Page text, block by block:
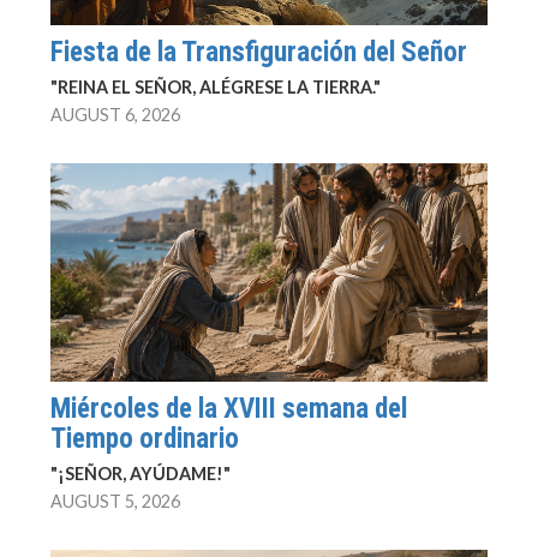
Fiesta de la Transfiguración del Señor
"REINA EL SEÑOR, ALÉGRESE LA TIERRA."
AUGUST 6, 2026
Miércoles de la XVIII semana del
Tiempo ordinario
"¡SEÑOR, AYÚDAME!"
AUGUST 5, 2026